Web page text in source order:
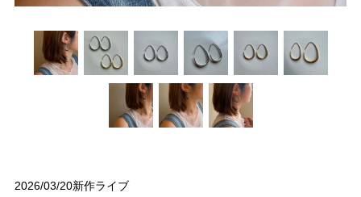
2026/03/20新作ライブ